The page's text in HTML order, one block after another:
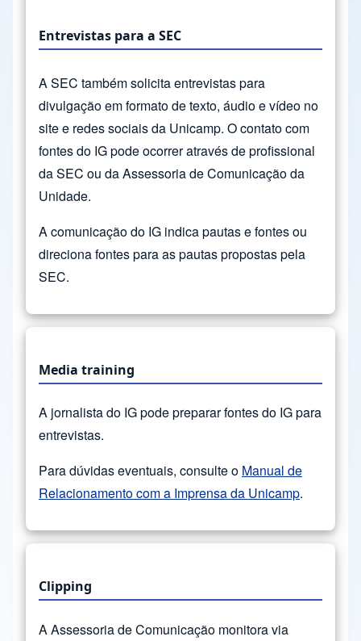
Entrevistas para a SEC
A SEC também solicita entrevistas para
divulgação em formato de texto, áudio e vídeo no
site e redes sociais da Unicamp. O contato com
fontes do IG pode ocorrer através de profissional
da SEC ou da Assessoria de Comunicação da
Unidade.
A comunicação do IG indica pautas e fontes ou
direciona fontes para as pautas propostas pela
SEC.
Media training
A jornalista do IG pode preparar fontes do IG para
entrevistas.
Para dúvidas eventuais, consulte o Manual de
Relacionamento com a Imprensa da Unicamp.
Clipping
A Assessoria de Comunicação monitora via